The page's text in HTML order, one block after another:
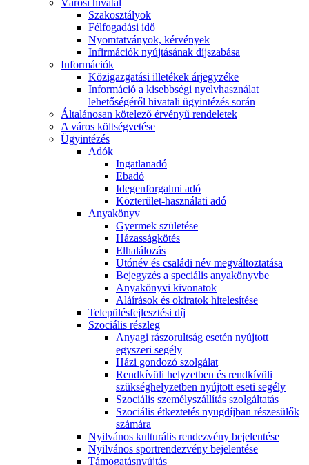
Városi hivatal
Szakosztályok
Félfogadási idő
Nyomtatványok, kérvények
Infirmációk nyújtásának díjszabása
Információk
Közigazgatási illetékek árjegyzéke
Információ a kisebbségi nyelvhasználat
lehetőségéről hivatali ügyintézés során
Általánosan kötelező érvényű rendeletek
A város költségvetése
Ügyintézés
Adók
Ingatlanadó
Ebadó
Idegenforgalmi adó
Közterület-használati adó
Anyakönyv
Gyermek születése
Házasságkötés
Elhalálozás
Utónév és családi név megváltoztatása
Bejegyzés a speciális anyakönyvbe
Anyakönyvi kivonatok
Aláírások és okiratok hitelesítése
Településfejlesztési díj
Szociális részleg
Anyagi rászorultság esetén nyújtott
egyszeri segély
Házi gondozó szolgálat
Rendkívüli helyzetben és rendkívüli
szükséghelyzetben nyújtott eseti segély
Szociális személyszállítás szolgáltatás
Szociális étkeztetés nyugdíjban részesülők
számára
Nyilvános kulturális rendezvény bejelentése
Nyilvános sportrendezvény bejelentése
Támogatásnyújtás